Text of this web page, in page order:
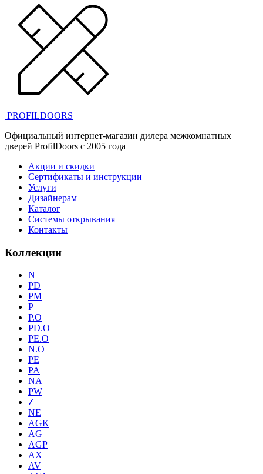
PROFILDOORS
Официальный интернет-магазин дилера межкомнатных
дверей ProfilDoors c 2005 года
Акции и скидки
Сертификаты и инструкции
Услуги
Дизайнерам
Каталог
Системы открывания
Контакты
Коллекции
N
PD
PM
P
P.O
PD.O
PE.O
N.O
PE
PA
NA
PW
Z
NE
AGK
AG
AGP
AX
AV